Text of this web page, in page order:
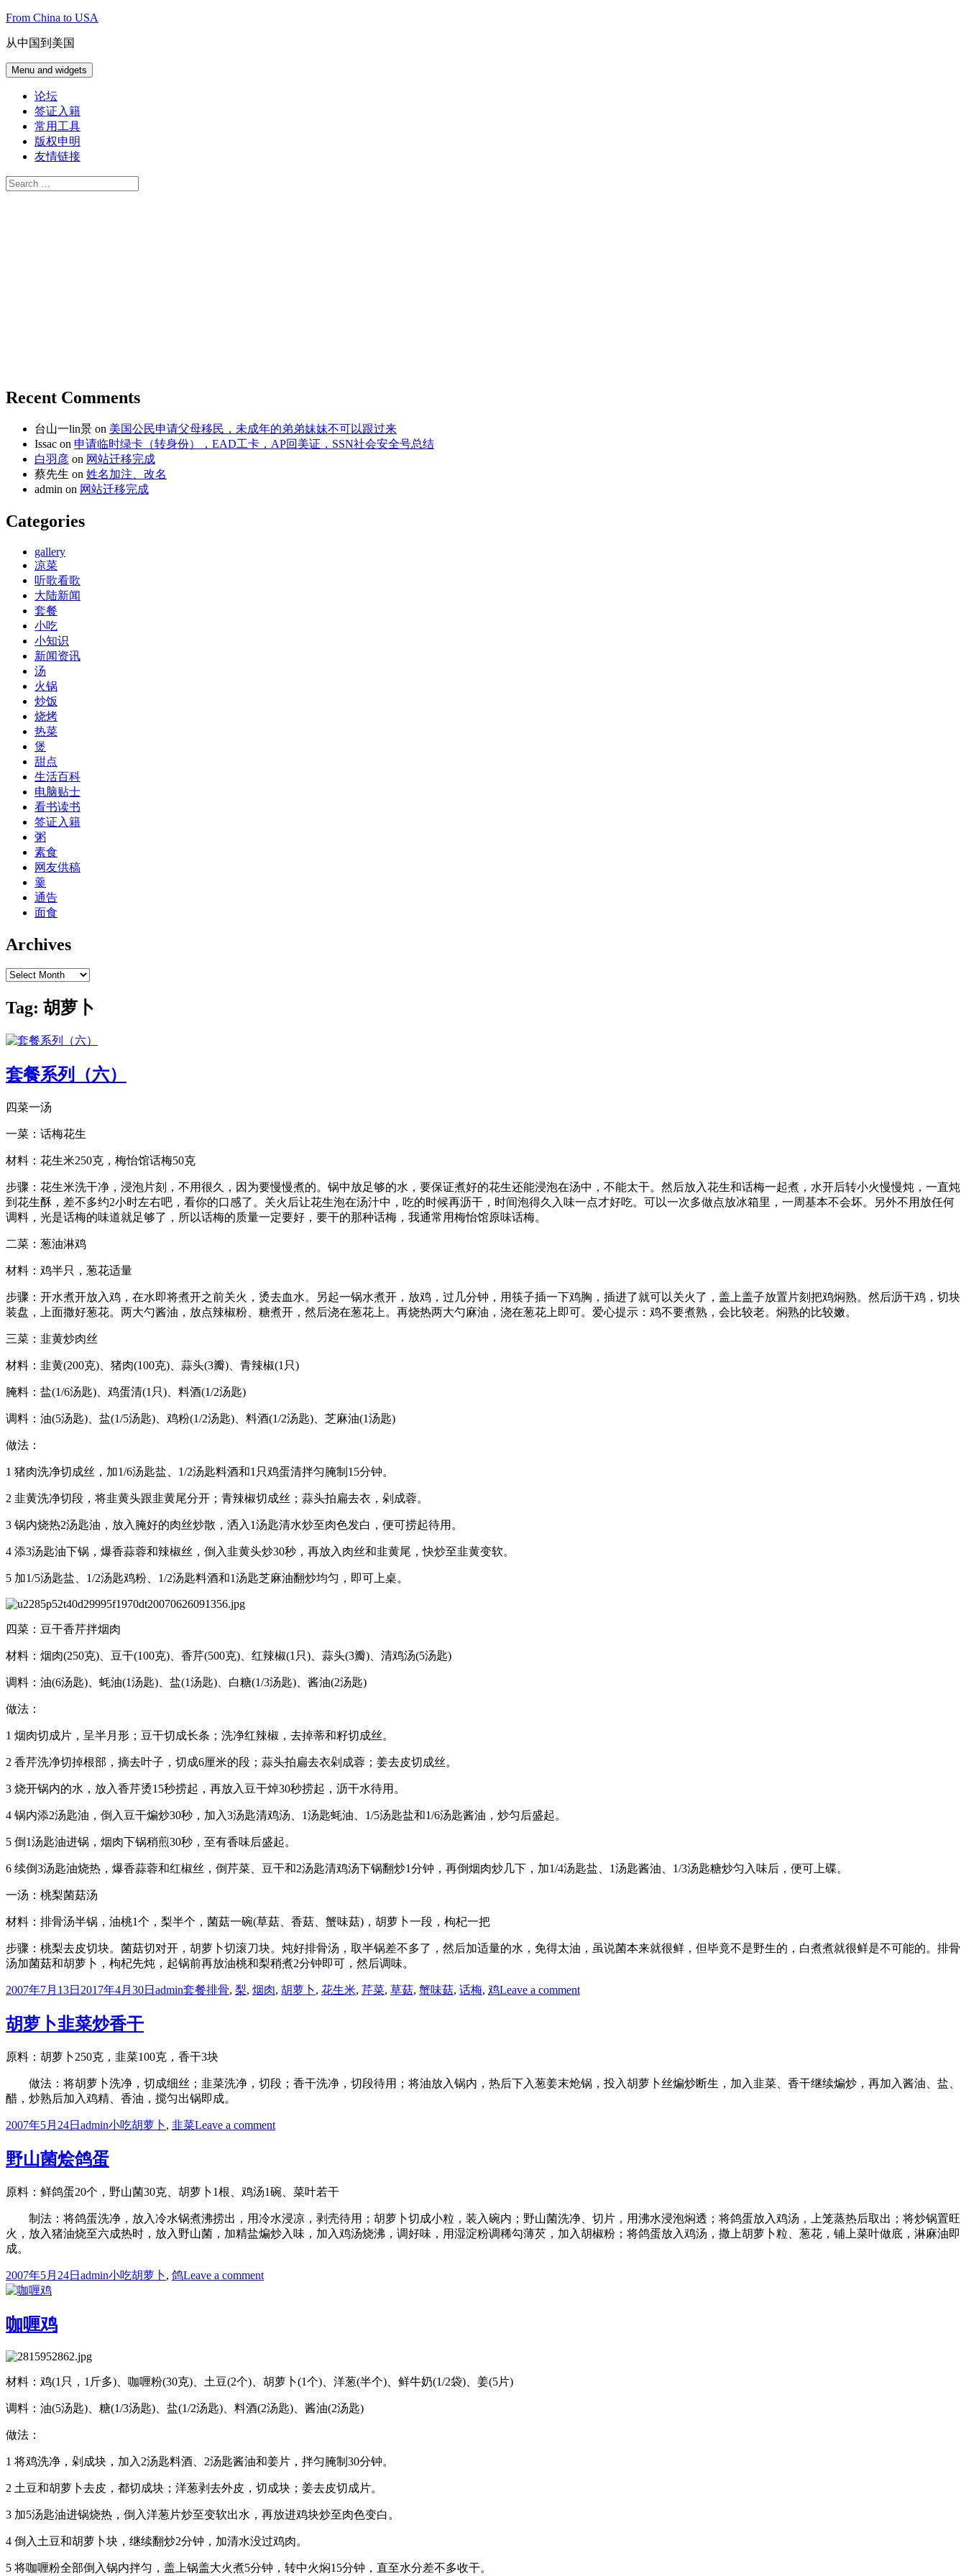
Skip
content
From China to USA
从中国到美国
Menu and widgets
论坛
签证入籍
常用工具
版权申明
友情链接
Search
for:
Recent Comments
台山一lin景 on 美国公民申请父母移民，未成年的弟弟妹妹不可以跟过来
Issac on 申请临时绿卡（转身份），EAD工卡，AP回美证，SSN社会安全号总结
白羽彦 on 网站迁移完成
蔡先生 on 姓名加注、改名
admin on 网站迁移完成
Categories
gallery
凉菜
听歌看歌
大陆新闻
套餐
小吃
小知识
新闻资讯
汤
火锅
炒饭
烧烤
热菜
煲
甜点
生活百科
电脑贴士
看书读书
签证入籍
粥
素食
网友供稿
羹
通告
面食
Archives
Archives
Tag: 胡萝卜
套餐系列（六）
四菜一汤
一菜：话梅花生
材料：花生米250克，梅怡馆话梅50克
步骤：花生米洗干净，浸泡片刻，不用很久，因为要慢慢煮的。锅中放足够的水，要保证煮好的花生还能浸泡在汤中，不能太干。然后放入花生和话梅一起煮，水开后转小火慢慢炖，一直炖
到花生酥，差不多约2小时左右吧，看你的口感了。关火后让花生泡在汤汁中，吃的时候再沥干，时间泡得久入味一点才好吃。可以一次多做点放冰箱里，一周基本不会坏。另外不用放任何
调料，光是话梅的味道就足够了，所以话梅的质量一定要好，要干的那种话梅，我通常用梅怡馆原味话梅。
二菜：葱油淋鸡
材料：鸡半只，葱花适量
步骤：开水煮开放入鸡，在水即将煮开之前关火，烫去血水。另起一锅水煮开，放鸡，过几分钟，用筷子插一下鸡胸，插进了就可以关火了，盖上盖子放置片刻把鸡焖熟。然后沥干鸡，切块
装盘，上面撒好葱花。两大勺酱油，放点辣椒粉、糖煮开，然后浇在葱花上。再烧热两大勺麻油，浇在葱花上即可。爱心提示：鸡不要煮熟，会比较老。焖熟的比较嫩。
三菜：韭黄炒肉丝
材料：韭黄(200克)、猪肉(100克)、蒜头(3瓣)、青辣椒(1只)
腌料：盐(1/6汤匙)、鸡蛋清(1只)、料酒(1/2汤匙)
调料：油(5汤匙)、盐(1/5汤匙)、鸡粉(1/2汤匙)、料酒(1/2汤匙)、芝麻油(1汤匙)
做法：
1 猪肉洗净切成丝，加1/6汤匙盐、1/2汤匙料酒和1只鸡蛋清拌匀腌制15分钟。
2 韭黄洗净切段，将韭黄头跟韭黄尾分开；青辣椒切成丝；蒜头拍扁去衣，剁成蓉。
3 锅内烧热2汤匙油，放入腌好的肉丝炒散，洒入1汤匙清水炒至肉色发白，便可捞起待用。
4 添3汤匙油下锅，爆香蒜蓉和辣椒丝，倒入韭黄头炒30秒，再放入肉丝和韭黄尾，快炒至韭黄变软。
5 加1/5汤匙盐、1/2汤匙鸡粉、1/2汤匙料酒和1汤匙芝麻油翻炒均匀，即可上桌。
四菜：豆干香芹拌烟肉
材料：烟肉(250克)、豆干(100克)、香芹(500克)、红辣椒(1只)、蒜头(3瓣)、清鸡汤(5汤匙)
调料：油(6汤匙)、蚝油(1汤匙)、盐(1汤匙)、白糖(1/3汤匙)、酱油(2汤匙)
做法：
1 烟肉切成片，呈半月形；豆干切成长条；洗净红辣椒，去掉蒂和籽切成丝。
2 香芹洗净切掉根部，摘去叶子，切成6厘米的段；蒜头拍扁去衣剁成蓉；姜去皮切成丝。
3 烧开锅内的水，放入香芹烫15秒捞起，再放入豆干焯30秒捞起，沥干水待用。
4 锅内添2汤匙油，倒入豆干煸炒30秒，加入3汤匙清鸡汤、1汤匙蚝油、1/5汤匙盐和1/6汤匙酱油，炒匀后盛起。
5 倒1汤匙油进锅，烟肉下锅稍煎30秒，至有香味后盛起。
6 续倒3汤匙油烧热，爆香蒜蓉和红椒丝，倒芹菜、豆干和2汤匙清鸡汤下锅翻炒1分钟，再倒烟肉炒几下，加1/4汤匙盐、1汤匙酱油、1/3汤匙糖炒匀入味后，便可上碟。
一汤：桃梨菌菇汤
材料：排骨汤半锅，油桃1个，梨半个，菌菇一碗(草菇、香菇、蟹味菇)，胡萝卜一段，枸杞一把
步骤：桃梨去皮切块。菌菇切对开，胡萝卜切滚刀块。炖好排骨汤，取半锅差不多了，然后加适量的水，免得太油，虽说菌本来就很鲜，但毕竟不是野生的，白煮煮就很鲜是不可能的。排骨
汤加菌菇和胡萝卜，枸杞先炖，起锅前再放油桃和梨稍煮2分钟即可，然后调味。
Posted
2007年7月13日 2017年4月30日 Author
adminCategories
套餐Tags
排骨, 梨, 烟肉, 胡萝卜, 花生米, 芹菜, 草菇, 蟹味菇, 话梅, 鸡Leave a commenton
胡萝卜韭菜炒香干
原料：胡萝卜250克，韭菜100克，香干3块
做法：将胡萝卜洗净，切成细丝；韭菜洗净，切段；香干洗净，切段待用；将油放入锅内，热后下入葱姜末炝锅，投入胡萝卜丝煸炒断生，加入韭菜、香干继续煸炒，再加入酱油、盐、
醋，炒熟后加入鸡精、香油，搅匀出锅即成。
Posted
2007年5月24日 Author
adminCategories
小吃Tags
胡萝卜, 韭菜Leave a commenton
菜
炒
香
干
野山菌烩鸽蛋
原料：鲜鸽蛋20个，野山菌30克、胡萝卜1根、鸡汤1碗、菜叶若干
制法：将鸽蛋洗净，放入冷水锅煮沸捞出，用冷水浸凉，剥壳待用；胡萝卜切成小粒，装入碗内；野山菌洗净、切片，用沸水浸泡焖透；将鸽蛋放入鸡汤，上笼蒸热后取出；将炒锅置旺
火，放入猪油烧至六成热时，放入野山菌，加精盐煸炒入味，加入鸡汤烧沸，调好味，用湿淀粉调稀勾薄芡，加入胡椒粉；将鸽蛋放入鸡汤，撒上胡萝卜粒、葱花，铺上菜叶做底，淋麻油即
成。
Posted
on
2007年5月24日 Author
adminCategories
小吃Tags
胡萝卜, 鸽Leave a commenton
咖喱鸡
材料：鸡(1只，1斤多)、咖喱粉(30克)、土豆(2个)、胡萝卜(1个)、洋葱(半个)、鲜牛奶(1/2袋)、姜(5片)
调料：油(5汤匙)、糖(1/3汤匙)、盐(1/2汤匙)、料酒(2汤匙)、酱油(2汤匙)
做法：
1 将鸡洗净，剁成块，加入2汤匙料酒、2汤匙酱油和姜片，拌匀腌制30分钟。
2 土豆和胡萝卜去皮，都切成块；洋葱剥去外皮，切成块；姜去皮切成片。
3 加5汤匙油进锅烧热，倒入洋葱片炒至变软出水，再放进鸡块炒至肉色变白。
4 倒入土豆和胡萝卜块，继续翻炒2分钟，加清水没过鸡肉。
5 将咖喱粉全部倒入锅内拌匀，盖上锅盖大火煮5分钟，转中火焖15分钟，直至水分差不多收干。